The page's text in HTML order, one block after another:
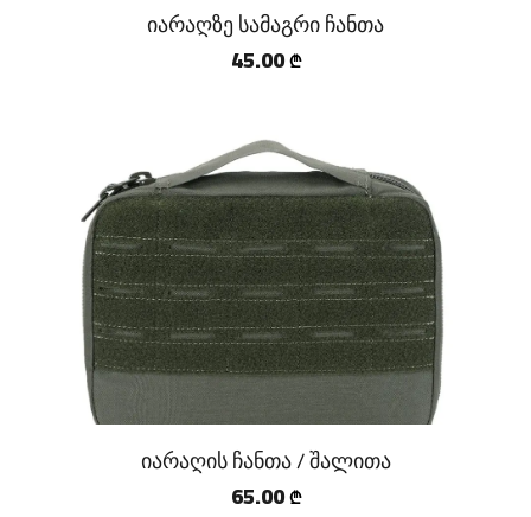
იარაღზე სამაგრი ჩანთა
45.00 ₾
იარაღის ჩანთა / შალითა
65.00 ₾